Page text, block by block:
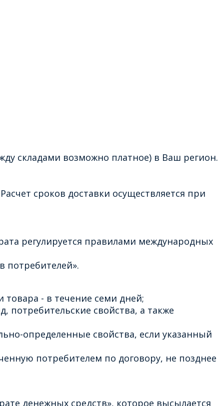
складами возможно платное) в Ваш регион.
сроков доставки осуществляется при
регулируется правилами международных
потребителей».
товара - в течение семи дней;
потребительские свойства, а также
определенные свойства, если указанный
потребителем по договору, не позднее
денежных средств», которое высылается